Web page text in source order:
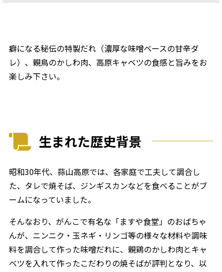
癖になる秘伝の特製だれ（濃厚な味噌ベースの甘辛ダ
レ）、親鳥のかしわ肉、高原キャベツの食感と旨みをお
楽しみ下さい。
生まれた歴史背景
昭和30年代、蒜山高原では、各家庭で工夫して調合し
た、タレで焼そば、ジンギスカンなどを食べることがブ
ームになっていました。
そんなおり、がんこで有名な「ますや食堂」のおばちゃ
んが、ニンニク・玉ネギ・リンゴ等の様々な材料や調味
料を調合して作った味噌だれに、親鶏のかしわ肉とキャ
ベツを入れて作ったこだわりの焼そばが評判となり、以